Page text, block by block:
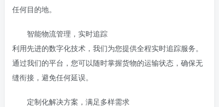
任何目的地。
智能物流管理，实时追踪
利用先进的数字化技术，我们为您提供全程实时追踪服务。
通过我们的平台，您可以随时掌握货物的运输状态，确保无
缝衔接，避免任何延误。
定制化解决方案，满足多样需求